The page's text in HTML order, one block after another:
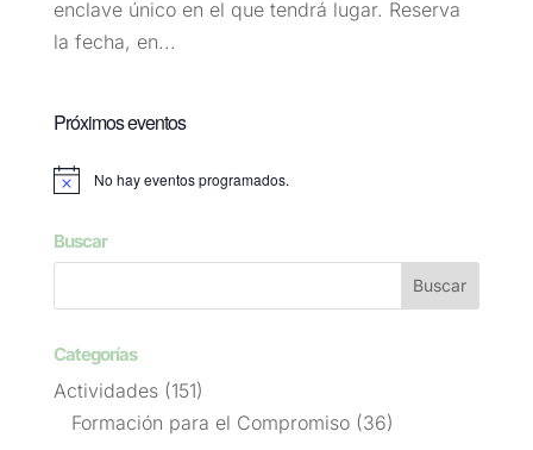
enclave único en el que tendrá lugar. Reserva
la fecha, en...
Próximos eventos
Aviso No hay eventos programados.
Buscar
Categorías
Actividades(151)
Formación para el Compromiso(36)